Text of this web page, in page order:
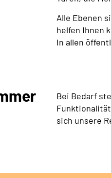
Alle Ebenen
helfen Ihnen
In allen
Bei Bedarf
sich unsere